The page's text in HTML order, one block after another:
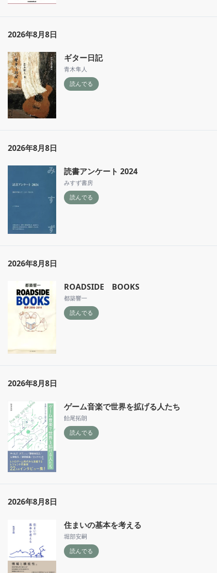
2026年8月8日
ギター日記
青木隼人
読んでる
2026年8月8日
読書アンケート 2024
みすず書房
読んでる
2026年8月8日
ROADSIDE BOOKS
都築響一
読んでる
2026年8月8日
ゲーム音楽で世界を拡げる人たち
飴尾拓朗
読んでる
2026年8月8日
住まいの基本を考える
堀部安嗣
読んでる